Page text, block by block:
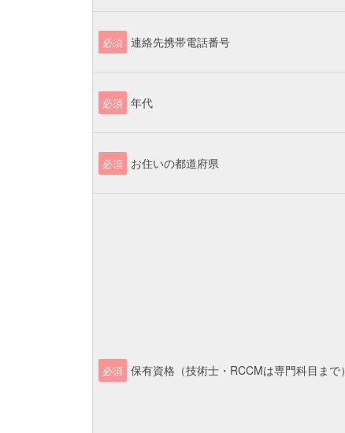
必須 連絡先携帯電話番号
必須 年代
必須 お住いの都道府県
必須 保有資格（技術士・RCCMは専門科目まで）